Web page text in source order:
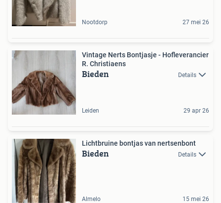
Nootdorp 27 mei 26
Vintage Nerts Bontjasje - Hofleverancier
R. Christiaens
Bieden Details
Leiden 29 apr 26
Lichtbruine bontjas van nertsenbont
Bieden Details
Almelo 15 mei 26